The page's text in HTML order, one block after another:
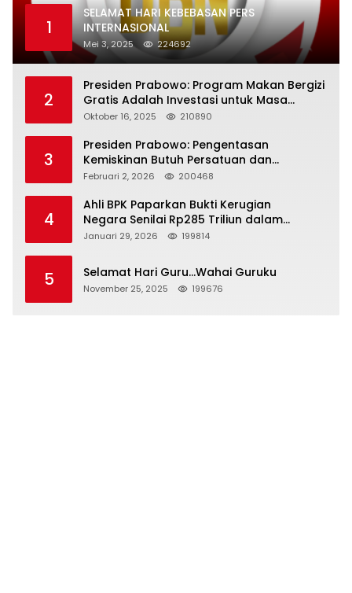
1
SELAMAT HARI KEBEBASAN PERS
INTERNASIONAL
Mei 3, 2025 224692
2
Presiden Prabowo: Program Makan Bergizi
Gratis Adalah Investasi untuk Masa
Depan Bangsa
Oktober 16, 2025 210890
3
Presiden Prabowo: Pengentasan
Kemiskinan Butuh Persatuan dan
Kepemimpinan yang Bertanggung Jawab
Februari 2, 2026 200468
4
Ahli BPK Paparkan Bukti Kerugian
Negara Senilai Rp285 Triliun dalam
Persidangan Korupsi PT Pertamina
Januari 29, 2026 199814
5 Selamat Hari Guru…Wahai Guruku
November 25, 2025 199676